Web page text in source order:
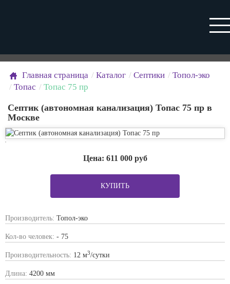
Главная страница Каталог Септики
Топол-эко
Топас
Топас 75 пр
Септик (автономная канализация) Топас 75 пр в
Москве
Цена: 611 000руб
КУПИТЬ
Производитель: Топол-эко
Кол-во человек: - 75
Производительность: 12 м3/сутки
Длина: 4200 мм